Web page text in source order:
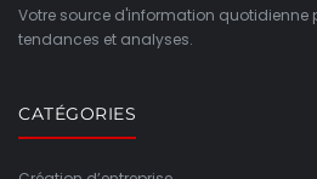
Votre source d'information quotidienne
tendances et analyses.
CATÉGORIES